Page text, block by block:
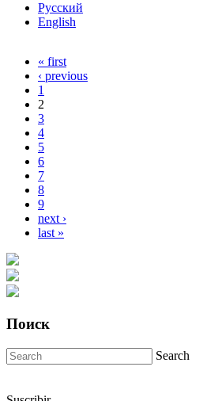
Русский
English
Pages« first
‹ previous
1
2
3
4
5
6
7
8
9
next ›
last »
Поиск
Search